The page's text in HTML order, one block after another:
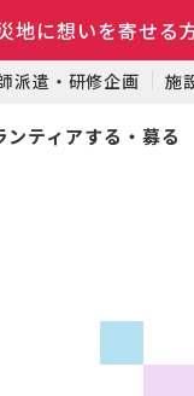
地に想いを寄せる
派遣・研修企画 施
ンティアする・募る